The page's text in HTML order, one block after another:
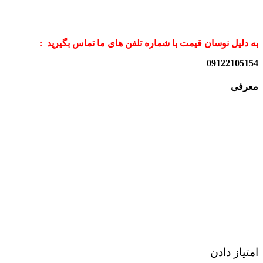
به دلیل نوسان قیمت با شماره تلفن های ما تماس بگیرید :
09122105154
معرفی
امتیاز دادن